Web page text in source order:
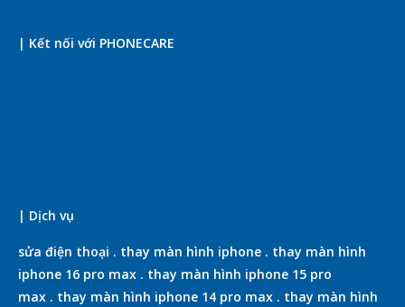
| Kết nối với PHONECARE
| Dịch vụ
sửa điện thoại . thay màn hình iphone . thay màn hình
iphone 16 pro max . thay màn hình iphone 15 pro
max . thay màn hình iphone 14 pro max . thay màn hình